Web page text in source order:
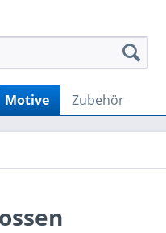
Motive Zubehör